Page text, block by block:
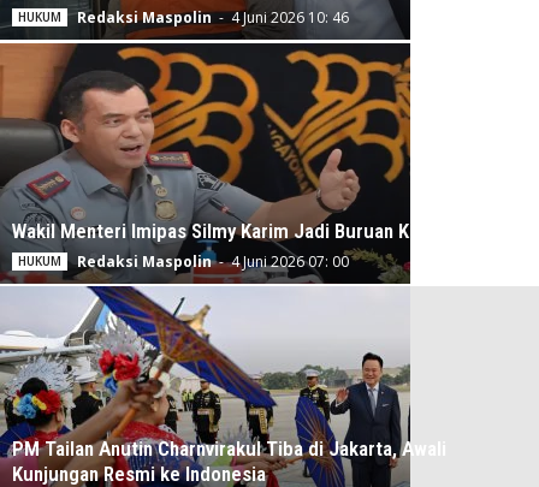
HUKUM Redaksi Maspolin - 4 Juni 2026 10: 46
Wakil Menteri Imipas Silmy Karim Jadi Buruan KPK
HUKUM Redaksi Maspolin - 4 Juni 2026 07: 00
PM Tailan Anutin Charnvirakul Tiba di Jakarta, Awali
Kunjungan Resmi ke Indonesia